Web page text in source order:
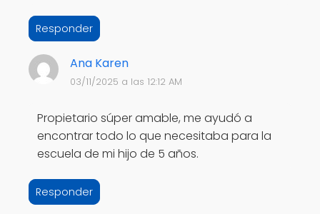
Responder
Ana Karen
03/11/2025 a las 12:12 AM
Propietario súper amable, me ayudó a
encontrar todo lo que necesitaba para la
escuela de mi hijo de 5 años.
Responder